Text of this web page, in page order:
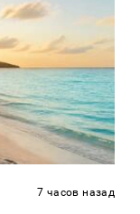
7 часов назад